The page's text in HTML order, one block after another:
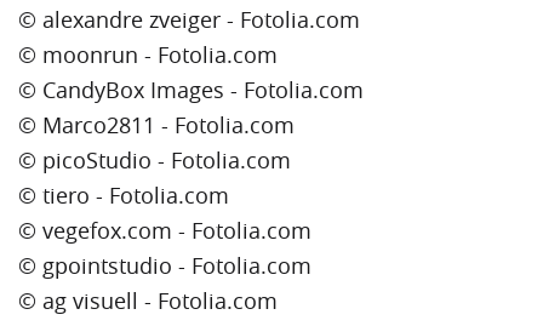
© alexandre zveiger - Fotolia.com
© moonrun - Fotolia.com
© CandyBox Images - Fotolia.com
© Marco2811 - Fotolia.com
© picoStudio - Fotolia.com
© tiero - Fotolia.com
© vegefox.com - Fotolia.com
© gpointstudio - Fotolia.com
© ag visuell - Fotolia.com